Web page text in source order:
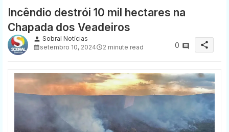
Incêndio destrói 10 mil hectares na
Chapada dos Veadeiros
person Sobral Notícias
setembro 10, 2024
2 minute read 0 share